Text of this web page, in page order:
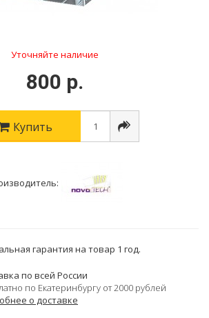
Уточняйте наличие
800 р.
Купить
гарантия на товар 1 год.
по всей России
по Екатеринбургу от 2000 рублей
о доставке